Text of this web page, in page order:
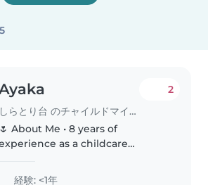
しらとり台 のチャイルドマインダー
2
🌷 About Me • 8 years of
as a childcare
nurseries • 3 years of experience
経験: <1年